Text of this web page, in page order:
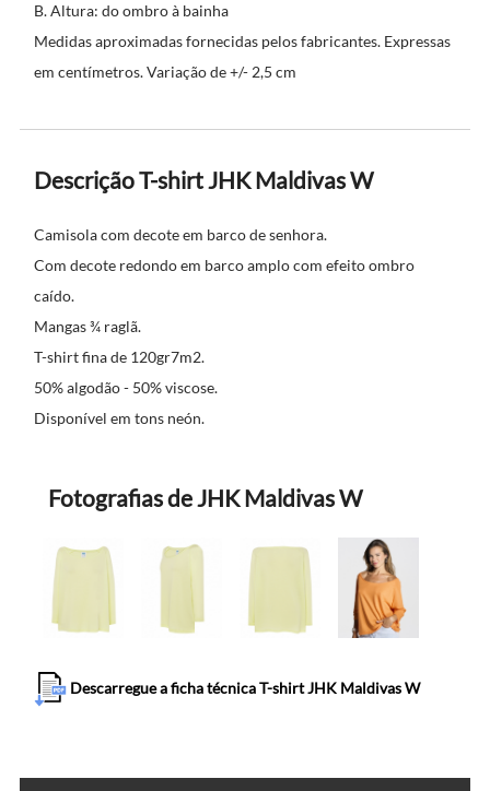
B. Altura: do ombro à bainha
Medidas aproximadas fornecidas pelos fabricantes. Expressas
em centímetros. Variação de +/- 2,5 cm
Descrição T-shirt JHK Maldivas W
Camisola com decote em barco de senhora.
Com decote redondo em barco amplo com efeito ombro
caído.
Mangas ¾ raglã.
T-shirt fina de 120gr7m2.
50% algodão - 50% viscose.
Disponível em tons neón.
Fotografias de JHK Maldivas W
Descarregue a ficha técnica T-shirt JHK Maldivas W